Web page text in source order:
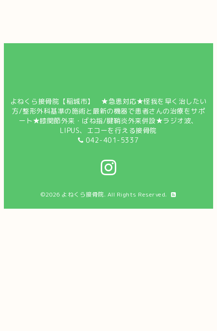
よねくら接骨院【稲城市】 ★急患対応★怪我を早く治したい
方/整形外科基準の施術と最新の機器で患者さんの治療をサポ
ート★膝関節外来・ばね指/腱鞘炎外来併設★ラジオ波、
LIPUS、エコーを行える接骨院
042-401-5337
©2026 よねくら接骨院. All Rights Reserved.